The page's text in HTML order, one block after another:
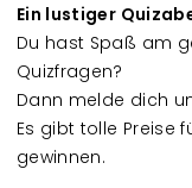
Ein lustiger
Du hast Spaß am
Quizfragen?
Dann melde dich
Es gibt tolle Preise
gewinnen.